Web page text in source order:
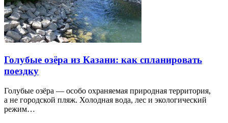
Голубые озёра из Казани: как спланировать
поездку
Голубые озёра — особо охраняемая природная территория,
а не городской пляж. Холодная вода, лес и экологический
режим…